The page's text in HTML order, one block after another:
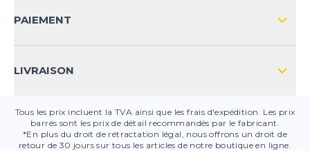
CONTACT
SÉCURITÉ DES PRODUITS
PAIEMENT
LIVRAISON
Tous les prix incluent la TVA ainsi que les frais d'expédition. Les prix
barrés sont les prix de détail recommandés par le fabricant.
*En plus du droit de rétractation légal, nous offrons un droit de
retour de 30 jours sur tous les articles de notre boutique en ligne.